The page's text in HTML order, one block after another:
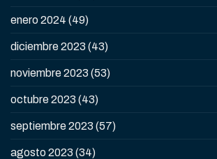
enero 2024 (49)
diciembre 2023 (43)
noviembre 2023 (53)
octubre 2023 (43)
septiembre 2023 (57)
agosto 2023 (34)